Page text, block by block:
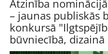
Atzinība
– jaunas publiskās
konkursā
būvniecībā,